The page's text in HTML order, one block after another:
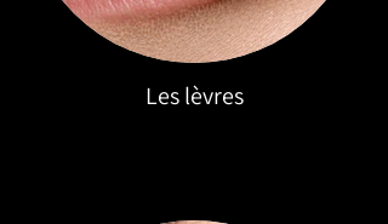
Les lèvres